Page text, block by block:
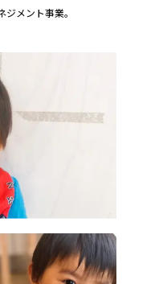
メント事業。